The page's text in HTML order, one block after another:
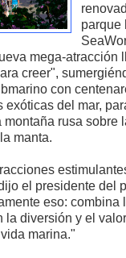
parque
mega-atracción
creer",
con
exóticas del mar,
montaña rusa sobre
manta.
el presidente del
eso: combina
la diversión y el valor
marina."